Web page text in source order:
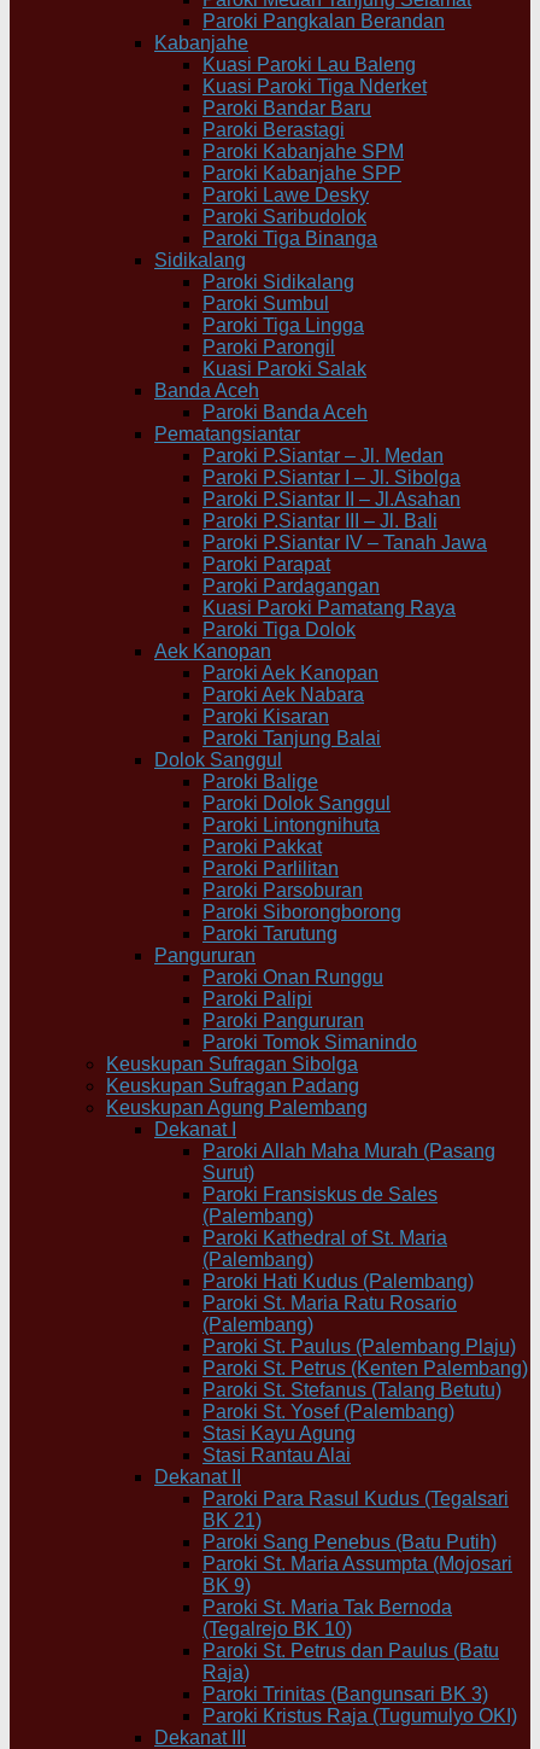
Paroki Pangkalan Berandan
Kabanjahe
Kuasi Paroki Lau Baleng
Kuasi Paroki Tiga Nderket
Paroki Bandar Baru
Paroki Berastagi
Paroki Kabanjahe SPM
Paroki Kabanjahe SPP
Paroki Lawe Desky
Paroki Saribudolok
Paroki Tiga Binanga
Sidikalang
Paroki Sidikalang
Paroki Sumbul
Paroki Tiga Lingga
Paroki Parongil
Kuasi Paroki Salak
Banda Aceh
Paroki Banda Aceh
Pematangsiantar
Paroki P.Siantar – Jl. Medan
Paroki P.Siantar I – Jl. Sibolga
Paroki P.Siantar II – Jl.Asahan
Paroki P.Siantar III – Jl. Bali
Paroki P.Siantar IV – Tanah Jawa
Paroki Parapat
Paroki Pardagangan
Kuasi Paroki Pamatang Raya
Paroki Tiga Dolok
Aek Kanopan
Paroki Aek Kanopan
Paroki Aek Nabara
Paroki Kisaran
Paroki Tanjung Balai
Dolok Sanggul
Paroki Balige
Paroki Dolok Sanggul
Paroki Lintongnihuta
Paroki Pakkat
Paroki Parlilitan
Paroki Parsoburan
Paroki Siborongborong
Paroki Tarutung
Pangururan
Paroki Onan Runggu
Paroki Palipi
Paroki Pangururan
Paroki Tomok Simanindo
Keuskupan Sufragan Sibolga
Keuskupan Sufragan Padang
Keuskupan Agung Palembang
Dekanat I
Paroki Allah Maha Murah (Pasang
Surut)
Paroki Fransiskus de Sales
(Palembang)
Paroki Kathedral of St. Maria
(Palembang)
Paroki Hati Kudus (Palembang)
Paroki St. Maria Ratu Rosario
(Palembang)
Paroki St. Paulus (Palembang Plaju)
Paroki St. Petrus (Kenten Palembang)
Paroki St. Stefanus (Talang Betutu)
Paroki St. Yosef (Palembang)
Stasi Kayu Agung
Stasi Rantau Alai
Dekanat II
Paroki Para Rasul Kudus (Tegalsari
BK 21)
Paroki Sang Penebus (Batu Putih)
Paroki St. Maria Assumpta (Mojosari
BK 9)
Paroki St. Maria Tak Bernoda
(Tegalrejo BK 10)
Paroki St. Petrus dan Paulus (Batu
Raja)
Paroki Trinitas (Bangunsari BK 3)
Paroki Kristus Raja (Tugumulyo OKI)
Dekanat III